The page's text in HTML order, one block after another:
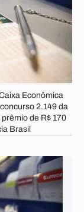
Econômica
2.149 da
de R$ 170
Brasil